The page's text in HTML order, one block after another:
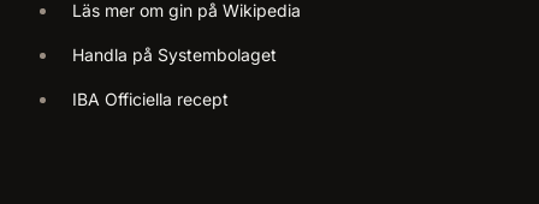
Läs mer om gin på Wikipedia
Handla på Systembolaget
IBA Officiella recept